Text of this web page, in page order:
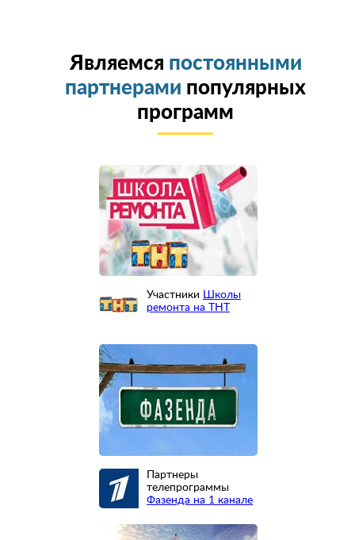
Являемся постоянными
партнерами популярных
программ
Участники Школы
ремонта на ТНТ
Партнеры
телепрограммы
Фазенда на 1 канале